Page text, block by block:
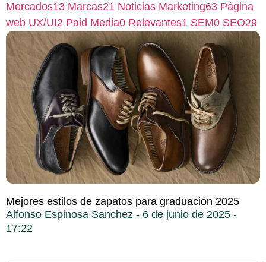
Mercados13 Marcas21 Noticias Marketing63 Página
web UX/UI2 Paid Media0 Relevantes1 SEM0 SEO29
Mejores estilos de zapatos para graduación 2025
Alfonso Espinosa Sanchez
6 de junio de 2025
17:22